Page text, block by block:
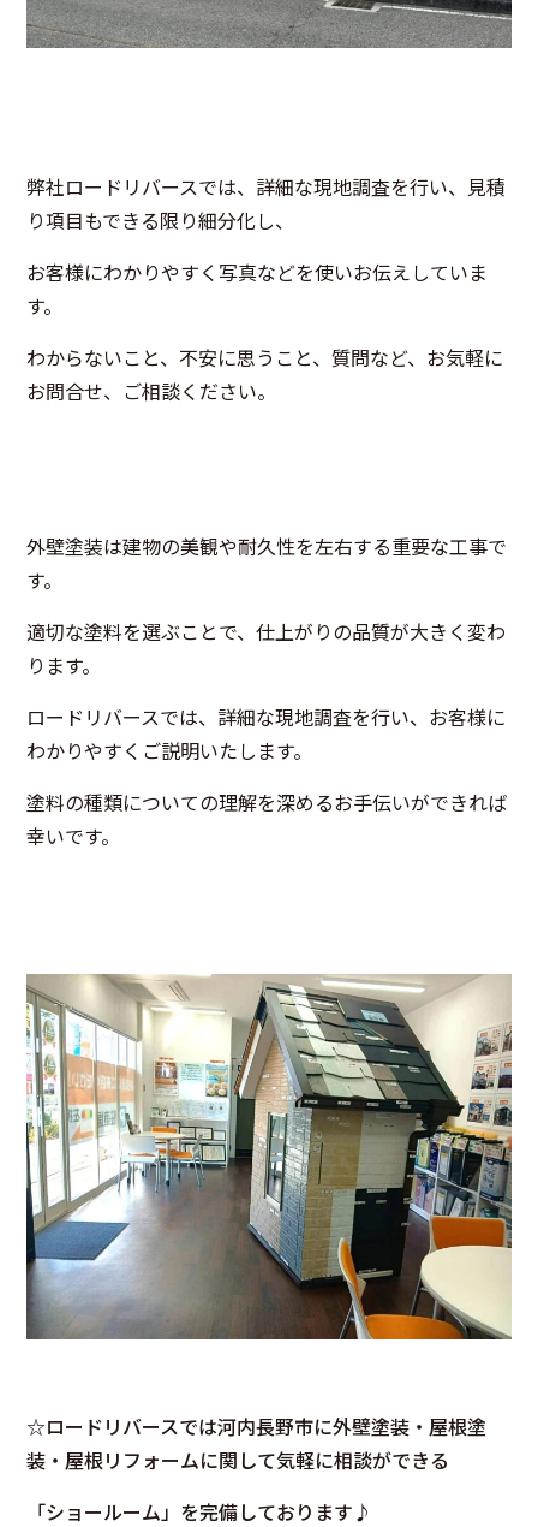
弊社ロードリバースでは、詳細な現地調査を行い、見積
り項目もできる限り細分化し、
お客様にわかりやすく写真などを使いお伝えしていま
す。
わからないこと、不安に思うこと、質問など、お気軽に
お問合せ、ご相談ください。
外壁塗装は建物の美観や耐久性を左右する重要な工事で
す。
適切な塗料を選ぶことで、仕上がりの品質が大きく変わ
ります。
ロードリバースでは、詳細な現地調査を行い、お客様に
わかりやすくご説明いたします。
塗料の種類についての理解を深めるお手伝いができれば
幸いです。
☆ロードリバースでは河内長野市に外壁塗装・屋根塗
装・屋根リフォームに関して気軽に相談ができる
「ショールーム」を完備しております♪